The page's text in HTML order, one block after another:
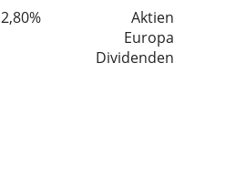
2,80%
Aktien
Europa
Dividenden